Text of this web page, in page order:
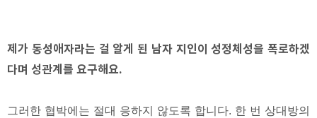
제가 동성애자라는 걸 알게 된 남자 지인이 성정체성을 폭로하겠
다며 성관계를 요구해요.
그러한 협박에는 절대 응하지 않도록 합니다. 한 번 상대방의